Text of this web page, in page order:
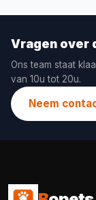
Vragen over
Ons team staat
van 10u tot 20u.
Neem